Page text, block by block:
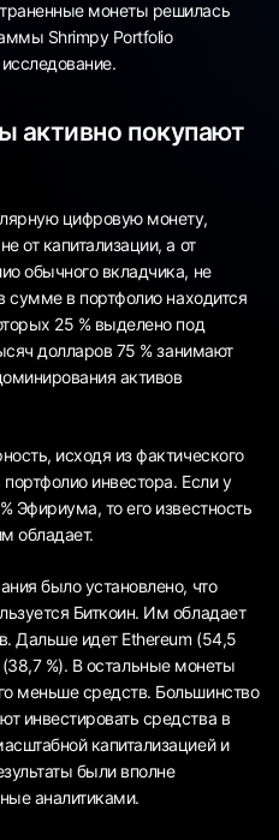
монеты решилась
Shrimpy Portfolio
активно покупают
цифровую монету,
от капитализации, а от
обычного вкладчика, не
сумме в портфолио находится
25 % выделено под
долларов 75 % занимают
активов
исходя из фактического
инвестора. Если у
Эфириума, то его известность
обладает.
было установлено, что
Биткоин. Им обладает
Дальше идет Ethereum (54,5
(38,7 %). В остальные монеты
меньше средств. Большинство
инвестировать средства в
капитализацией и
были вполне
аналитиками.